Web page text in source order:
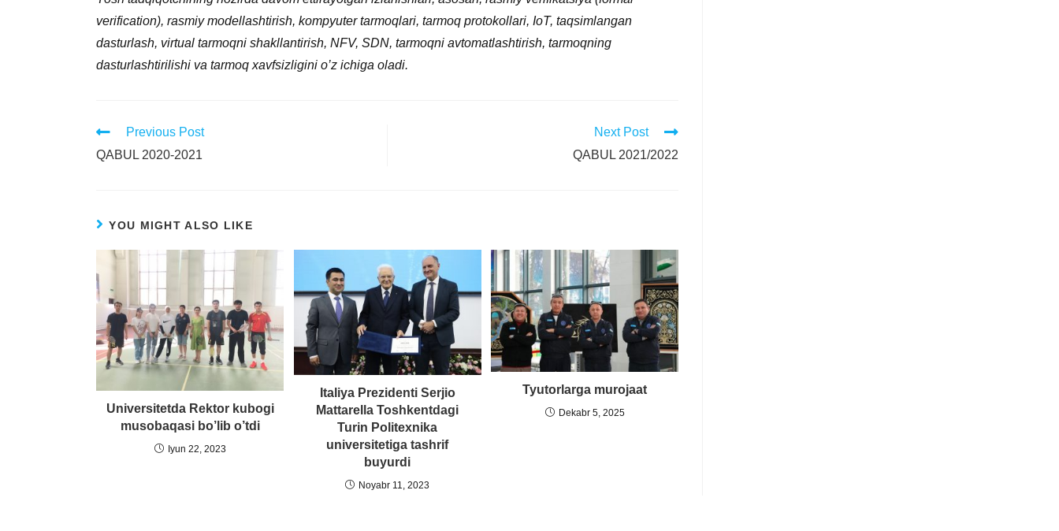
verification), rasmiy modellashtirish, kompyuter tarmoqlari, tarmoq protokollari, IoT, taqsimlangan
dasturlash, virtual tarmoqni shakllantirish, NFV, SDN, tarmoqni avtomatlashtirish, tarmoqning
dasturlashtirilishi va tarmoq xavfsizligini o’z ichiga oladi.
Previous Post
QABUL 2020-2021
Next Post
QABUL 2021/2022
YOU MIGHT ALSO LIKE
Universitetda Rektor kubogi
musobaqasi bo’lib o’tdi
Iyun 22, 2023
Italiya Prezidenti Serjio
Mattarella Toshkentdagi
Turin Politexnika
universitetiga tashrif
buyurdi
Noyabr 11, 2023
Tyutorlarga murojaat
Dekabr 5, 2025